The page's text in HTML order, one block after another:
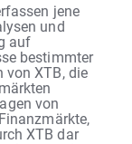
jene
und
auf
bestimmter
von XTB, die
von
XTB dar